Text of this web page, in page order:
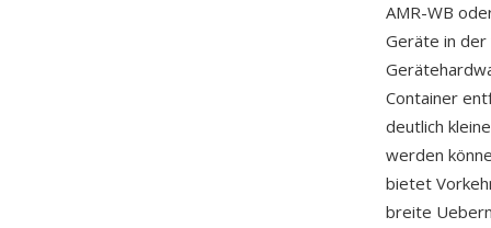
AMR-WB
Geräte in der
Container
deutlich
werden
bietet
breite